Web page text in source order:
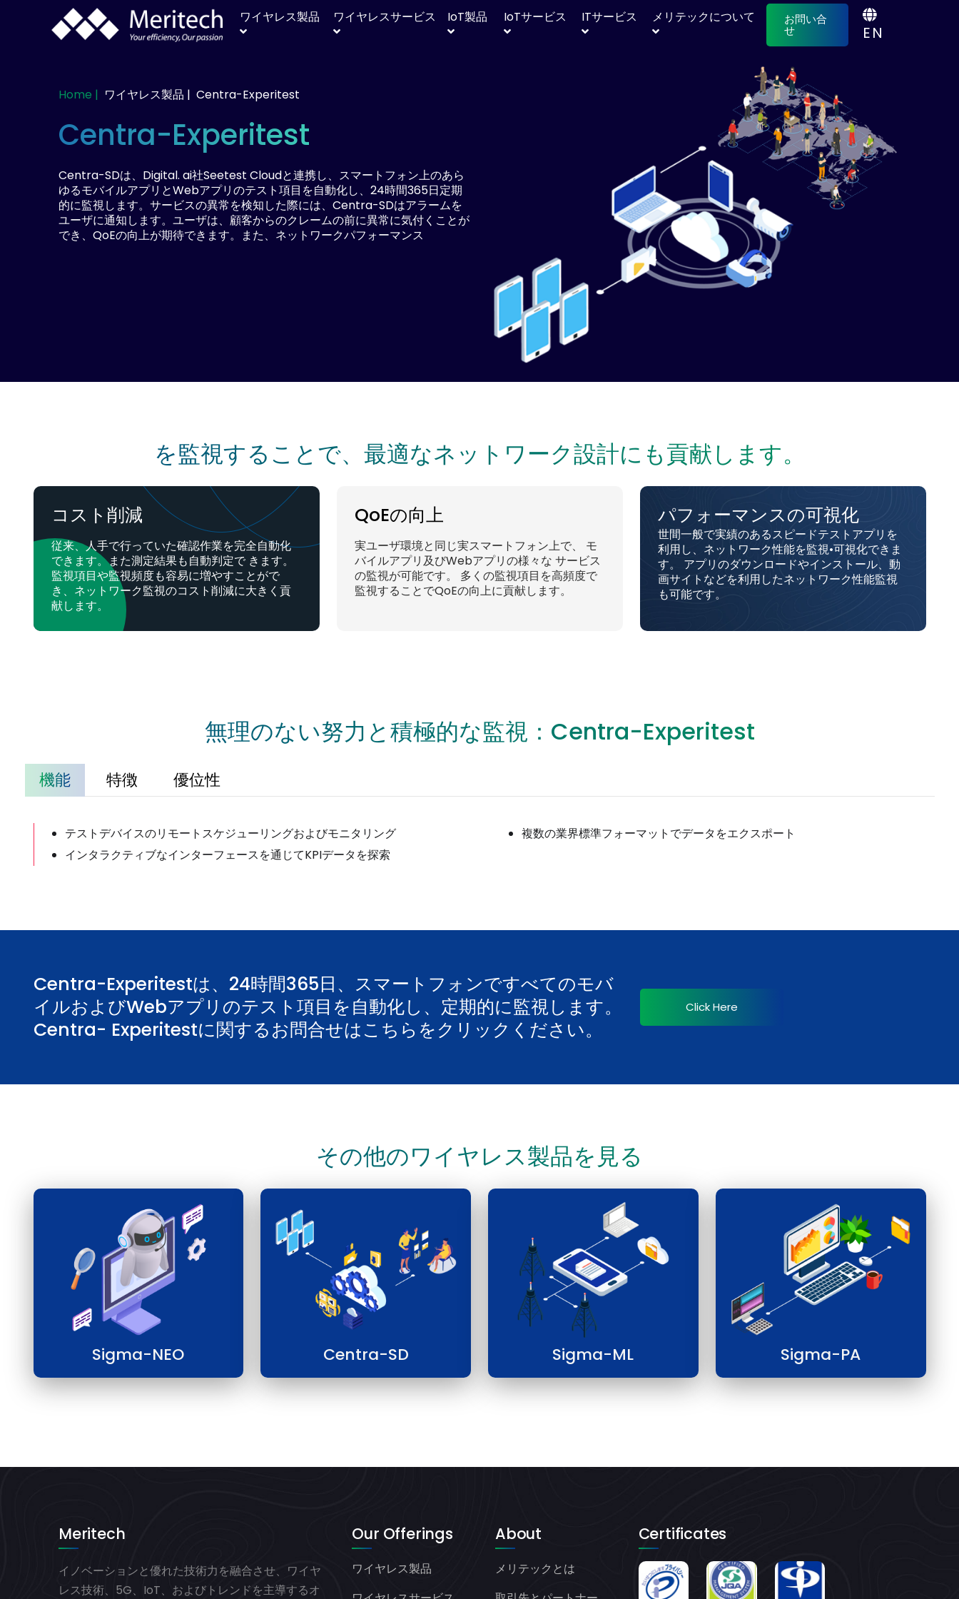
ワイヤレス製品 ワイヤレスサービス IoT製品 IoTサービス ITサービス メリテックについて お問い合
せ EN
Home | ワイヤレス製品 | Centra-Experitest
Centra-Experitest
Centra-SDは、Digital. ai社Seetest Cloudと連携し、スマートフォン上のあら
ゆるモバイルアプリとWebアプリのテスト項目を自動化し、24時間365日定期
的に監視します。サービスの異常を検知した際には、Centra-SDはアラームを
ユーザに通知します。ユーザは、顧客からのクレームの前に異常に気付くことが
でき、QoEの向上が期待できます。また、ネットワークパフォーマンス
を監視することで、最適なネットワーク設計にも貢献します。
コスト削減
従来、人手で行っていた確認作業を完全自動化
できます。また測定結果も自動判定で きます。
監視項目や監視頻度も容易に増やすことがで
き、ネットワーク監視のコスト削減に大きく貢
献します。
QoEの向上
実ユーザ環境と同じ実スマートフォン上で、 モ
バイルアプリ及びWebアプリの様々な サービス
の監視が可能です。 多くの監視項目を高頻度で
監視することでQoEの向上に貢献します。
パフォーマンスの可視化
世間一般で実績のあるスピードテストアプリを
利用し、ネットワーク性能を監視•可視化できま
す。 アプリのダウンロードやインストール、動
画サイトなどを利用したネットワーク性能監視
も可能です。
無理のない努力と積極的な監視：Centra-Experitest
機能 特徴 優位性
テストデバイスのリモートスケジューリングおよびモニタリング
インタラクティブなインターフェースを通じてKPIデータを探索
複数の業界標準フォーマットでデータをエクスポート
Centra-Experitestは、24時間365日、スマートフォンですべてのモバ
イルおよびWebアプリのテスト項目を自動化し、定期的に監視します。
Centra- Experitestに関するお問合せはこちらをクリックください。
Click Here
その他のワイヤレス製品を見る
Sigma-NEO Centra-SD Sigma-ML Sigma-PA
Meritech
イノベーションと優れた技術力を融合させ、ワイヤ
レス技術、5G、IoT、およびトレンドを主導するオ
Our Offerings
ワイヤレス製品
About
メリテックとは
Certificates